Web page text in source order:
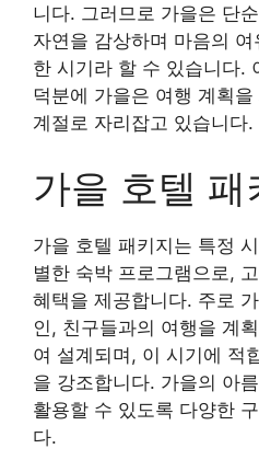
니다. 그러므로 가을은 단
자연을 감상하며 마음의
한 시기라 할 수 있습니다.
덕분에 가을은 여행 계획
계절로 자리잡고 있습니다.
가을 호텔 패
가을 호텔 패키지는 특정
별한 숙박 프로그램으로,
혜택을 제공합니다. 주로
인, 친구들과의 여행을 계
여 설계되며, 이 시기에 적
을 강조합니다. 가을의 아
활용할 수 있도록 다양한
다.